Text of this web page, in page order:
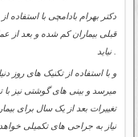
دکتر بهرام بادامچی با استفاده
قبلی بیماران کم شده و بعد از
نیاید .
و با استفاده از تکنیک های روز
میرسد و بینی های گوشتی نیز با
تغییرات بعد از یک سال برای
نیاز به جراحی های تکمیلی خواهد